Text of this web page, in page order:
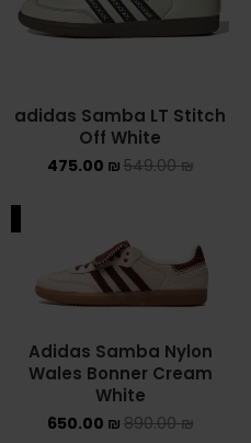
NEW BALANCE 9060
PUMA
PUMA PALERMO
UGG חורף
UGG קיץ
Converse Chuck Taylor All Star
adidas Samba LT Stitch
Off White
549.00₪
475.00 ₪
Adidas Samba Nylon
Wales Bonner Cream
White
890.00₪
650.00 ₪